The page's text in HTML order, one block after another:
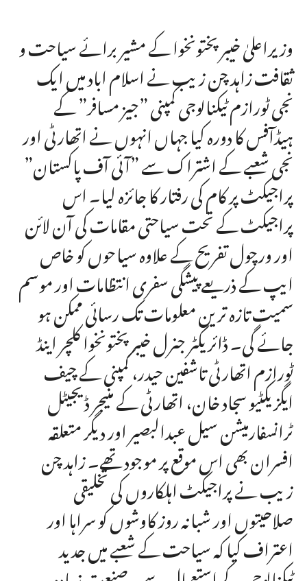
وزیراعلیٰ خیبرپختونخوا کے مشیر برائے سیاحت و
ثقافت زاہد چن زیب نے اسلام اباد میں ایک
نجی ٹورازم ٹیکنالوجی کمپنی ”جیز مسافر” کے
ہیڈآفس کا دورہ کیا جہاں انہوں نے اتھارٹی اور
نجی شعبے کے اشتراک سے ”آئی آف پاکستان”
پراجیکٹ پر کام کی رفتار کا جائزہ لیا۔ اس
پراجیکٹ کے تحت سیاحتی مقامات کی آن لائن
اور ورچول تفریح کے علاوہ سیاحوں کو خاص
ایپ کے ذریعے پیشگی سفری انتظامات اور موسم
سمیت تازہ ترین معلومات تک رسائی ممکن ہو
جائے گی۔ ڈائریکٹر جنرل خیبر پختونخوا کلچر اینڈ
ٹورازم اتھارٹی تاشفین حیدر، کمپنی کے چیف
ایگزیکٹیو سجاد خان، اتھارٹی کے منیجر ڈیجیٹل
ٹرانسفارمیشن سیل عبدالبصیر اور دیگر متعلقہ
افسران بھی اس موقع پر موجود تھے۔ زاہد چن
زیب نے پراجیکٹ اہلکاروں کی تخلیقی
صلاحیتوں اور شبانہ روز کاوشوں کو سراہا اور
اعتراف کیا کہ سیاحت کے شعبے میں جدید